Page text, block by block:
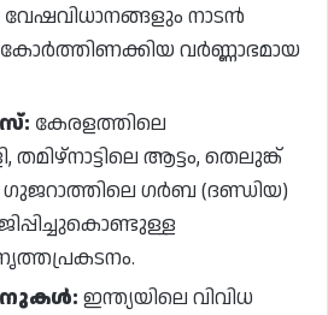
വേഷവിധാനങ്ങളും നാടൻ
വർണ്ണാഭമായ
കേരളത്തിലെ
തമിഴ്നാട്ടിലെ ആട്ടം, തെലുങ്ക്
ഗർബ (ദണ്ഡിയ)
ഇന്ത്യയിലെ വിവിധ